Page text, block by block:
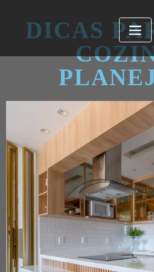
DICAS